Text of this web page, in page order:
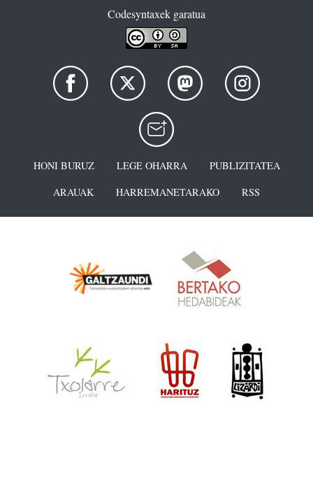
Codesyntaxek garatua
HONI BURUZ LEGE OHARRA
PUBLIZITATEA
ARAUAK
HARREMANETARAKO RSS